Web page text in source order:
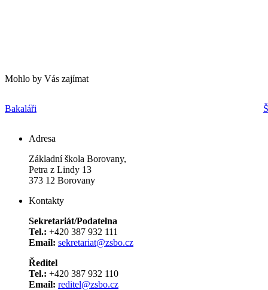
Mohlo by Vás zajímat
Bakaláři
Adresa
Základní škola Borovany,
Petra z Lindy 13
373 12 Borovany
Kontakty
Sekretariát/Podatelna
Tel.: +420 387 932 111
Email: sekretariat@zsbo.cz
Ředitel
Tel.: +420 387 932 110
Email: reditel@zsbo.cz